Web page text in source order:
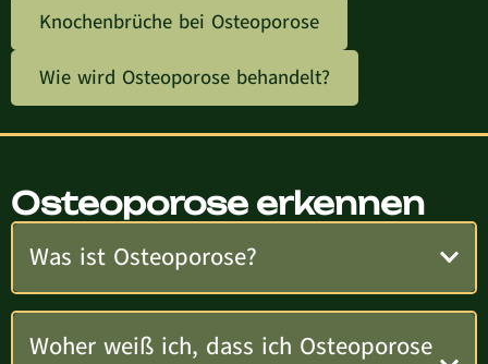
Knochenbrüche bei Osteoporose
Wie wird Osteoporose behandelt?
Osteoporose erkennen
Was ist Osteoporose?
Woher weiß ich, dass ich Osteoporose